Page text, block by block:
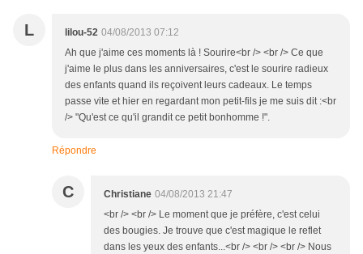
L lilou-52 04/08/2013 07:12
Ah que j'aime ces moments là ! Sourire<br /> <br /> Ce que
j'aime le plus dans les anniversaires, c'est le sourire radieux
des enfants quand ils reçoivent leurs cadeaux. Le temps
passe vite et hier en regardant mon petit-fils je me suis dit :<br
/> "Qu'est ce qu'il grandit ce petit bonhomme !".
Répondre
C Christiane 04/08/2013 21:47
<br /> <br /> Le moment que je préfère, c'est celui
des bougies. Je trouve que c'est magique le reflet
dans les yeux des enfants...<br /> <br /> <br /> Nous